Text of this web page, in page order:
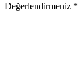
Değerlendirmeniz *